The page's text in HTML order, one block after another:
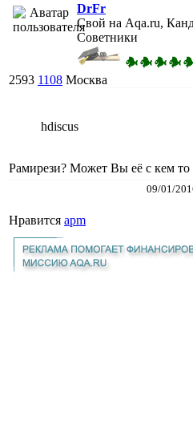
DrFr
Свой на Aqa.ru,
Советники
2593 1108 Москва
hdiscus
Рамирези? Может Вы её с кем то
09/01/
Нравится apm